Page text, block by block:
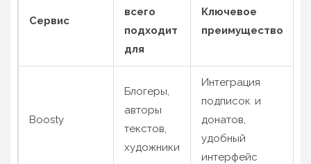
Сервис
всего
подходит
для
Ключевое
преимущество
Boosty
Блогеры,
авторы
текстов,
художники
Интеграция
подписок и
донатов,
удобный
интерфейс